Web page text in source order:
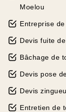
Moelou
Entreprise
Devis fuite
Bâchage de
Devis pose
Devis
Entretien de